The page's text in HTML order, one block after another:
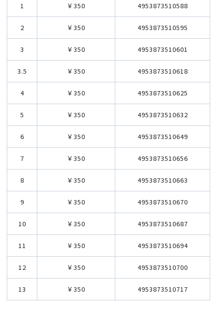
1 ￥350 4953873510588
2 ￥350 4953873510595
3 ￥350 4953873510601
3.5 ￥350 4953873510618
4 ￥350 4953873510625
5 ￥350 4953873510632
6 ￥350 4953873510649
7 ￥350 4953873510656
8 ￥350 4953873510663
9 ￥350 4953873510670
10 ￥350 4953873510687
11 ￥350 4953873510694
12 ￥350 4953873510700
13 ￥350 4953873510717